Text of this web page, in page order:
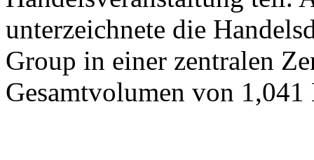
unterzeichnete die
Group in einer zentralen
Gesamtvolumen von